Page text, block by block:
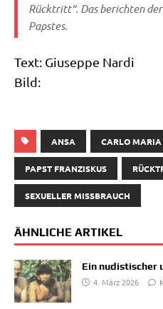
Rück­tritt“. Das berich­ten
Papstes.
Text: Giu­sep­pe Nardi
Bild:
ANSA CARLO
PAPST FRANZISKUS
SEXUELLER MISSBRAUCH
ÄHNLICHE ARTIKEL
Ein nudistischer
4. März 2026